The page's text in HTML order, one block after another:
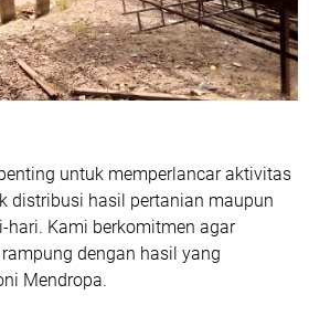
untuk memperlancar aktivitas
distribusi hasil pertanian maupun
hari. Kami berkomitmen agar
dengan hasil yang
Mendropa.